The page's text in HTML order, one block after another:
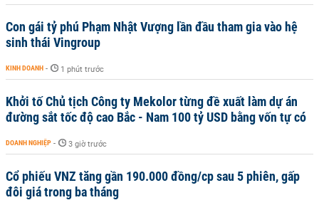
Con gái tỷ phú Phạm Nhật Vượng lần đầu tham gia vào hệ
sinh thái Vingroup
KINH DOANH - 1 phút trước
Khởi tố Chủ tịch Công ty Mekolor từng đề xuất làm dự án
đường sắt tốc độ cao Bắc - Nam 100 tỷ USD bằng vốn tự có
DOANH NGHIỆP - 3 giờ trước
Cổ phiếu VNZ tăng gần 190.000 đồng/cp sau 5 phiên, gấp
đôi giá trong ba tháng